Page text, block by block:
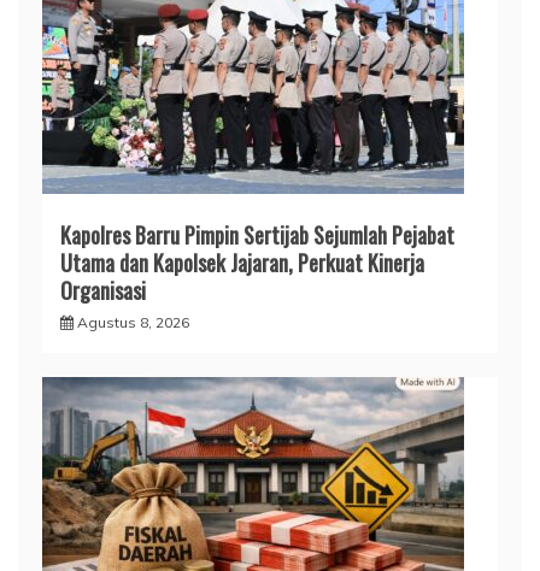
Kapolres Barru Pimpin Sertijab Sejumlah Pejabat
Utama dan Kapolsek Jajaran, Perkuat Kinerja
Organisasi
Agustus 8, 2026